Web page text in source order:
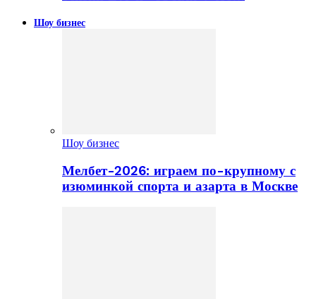
Шоу бизнес
Шоу бизнес
Мелбет-2026: играем по-крупному с
изюминкой спорта и азарта в Москве